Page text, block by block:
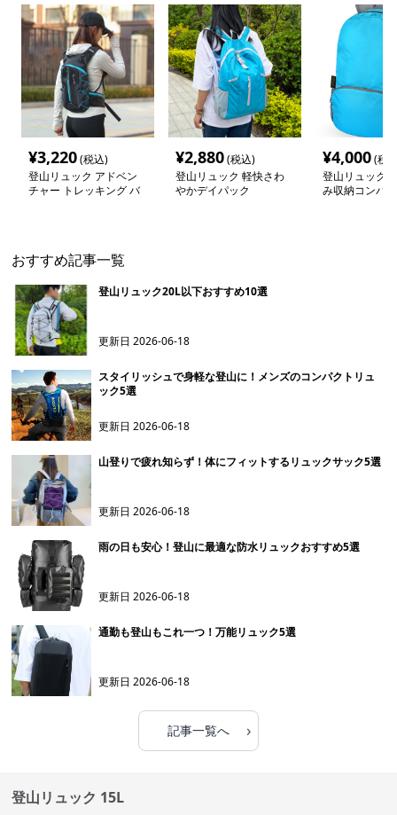
¥3,220(税込)
登山リュック アドベン
チャー トレッキング バ
¥2,880(税込)
登山リュック 軽快さわ
やかデイパック
¥4,000(税
登山リュック
み収納コンパ
おすすめ記事一覧
登山リュック20L以下おすすめ10選
更新日2026-06-18
スタイリッシュで身軽な登山に！メンズのコンパクトリュ
ック5選
更新日2026-06-18
山登りで疲れ知らず！体にフィットするリュックサック5選
更新日2026-06-18
雨の日も安心！登山に最適な防水リュックおすすめ5選
更新日2026-06-18
通勤も登山もこれ一つ！万能リュック5選
更新日2026-06-18
記事一覧へ ›
登山リュック 15L